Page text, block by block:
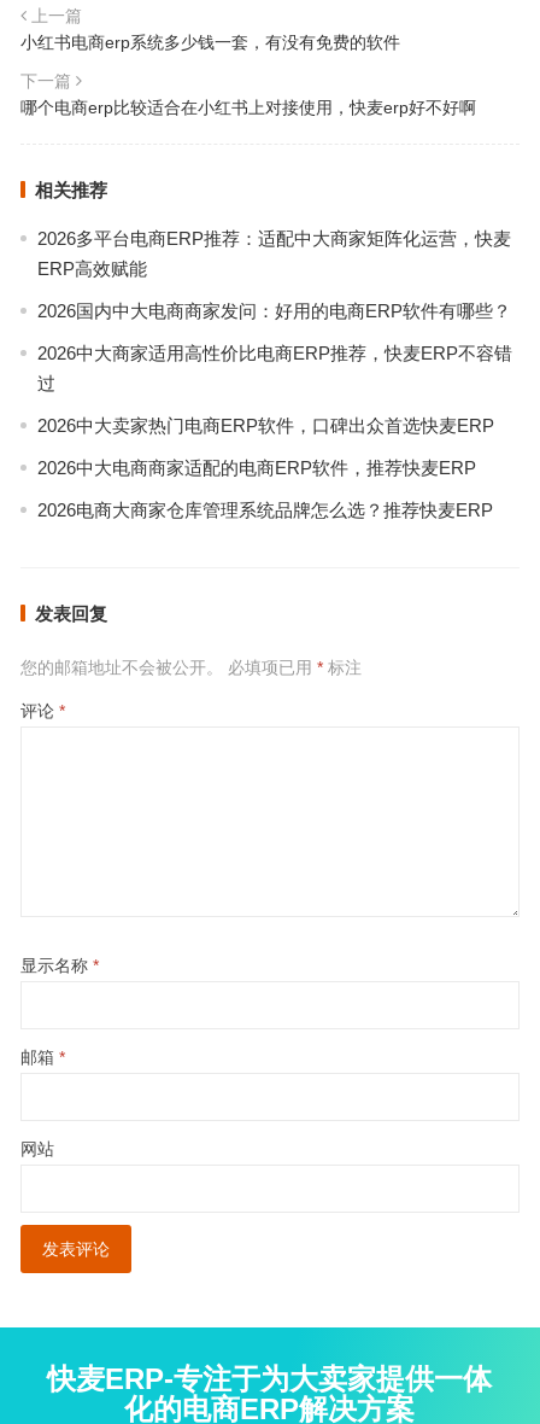
上一篇
小红书电商erp系统多少钱一套，有没有免费的软件
下一篇
哪个电商erp比较适合在小红书上对接使用，快麦erp好不好啊
相关推荐
2026多平台电商ERP推荐：适配中大商家矩阵化运营，快麦
ERP高效赋能
2026国内中大电商商家发问：好用的电商ERP软件有哪些？
2026中大商家适用高性价比电商ERP推荐，快麦ERP不容错
过
2026中大卖家热门电商ERP软件，口碑出众首选快麦ERP
2026中大电商商家适配的电商ERP软件，推荐快麦ERP
2026电商大商家仓库管理系统品牌怎么选？推荐快麦ERP
发表回复
您的邮箱地址不会被公开。 必填项已用 *标注
评论 *
显示名称 *
邮箱 *
网站
快麦ERP-专注于为大卖家提供一体
化的电商ERP解决方案